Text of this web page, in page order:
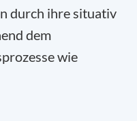
durch ihre situativ
dem
wie